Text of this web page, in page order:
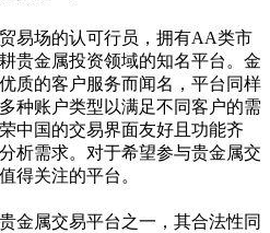
易场的认可行员，拥有AA类市
贵金属投资领域的知名平台。金
质的客户服务而闻名，平台同样
种账户类型以满足不同客户的需
中国的交易界面友好且功能齐
析需求。对于希望参与贵金属交
得关注的平台。
金属交易平台之一，其合法性同